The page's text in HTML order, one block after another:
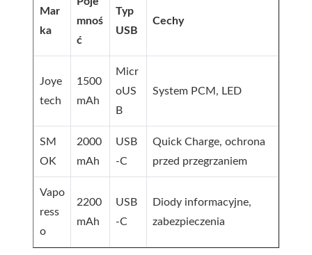
Mar
ka
mnoś
ć
Typ
USB
Cechy
Joye
tech
1500
mAh
Micr
oUS
B
System PCM, LED
SM
OK
2000
mAh
USB
-C
Quick Charge, ochrona
przed przegrzaniem
Vapo
ress
o
2200
mAh
USB
-C
Diody informacyjne,
zabezpieczenia